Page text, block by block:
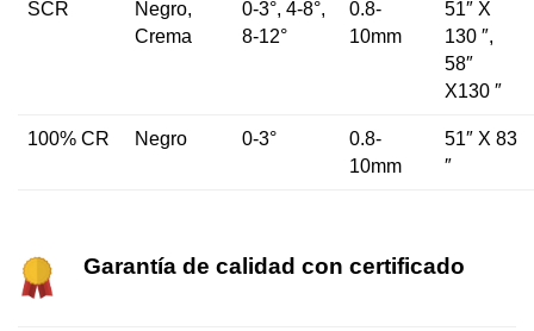
SCR
Negro,
Crema
0-3°, 4-8°,
8-12°
0.8-
10mm
51″ X
130 ″,
58″
X130 ″
100% CR Negro 0-3°
0.8-
10mm
51″ X 83
Garantía de calidad con certificado